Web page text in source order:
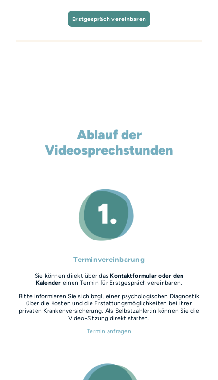
Erstgespräch vereinbaren
Ablauf der
Videosprechstunden
Terminvereinbarung
Sie können direkt über dasKontaktformular oder den
Kalender einen Termin für Erstgespräch vereinbaren.​​​
Bitte informieren Sie sich bzgl. einer psychologischen Diagnostik
über die Kosten und die Erstattungsmöglichkeiten bei ihrer
privaten Krankenversicherung. Als Selbstzahler:in können Sie die
Video-Sitzung direkt starten.​
Termin anfragen